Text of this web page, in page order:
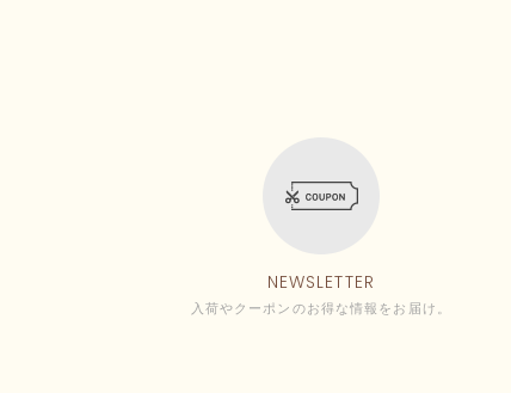
NEWSLETTER
入荷やクーポンのお得な情報をお届け。